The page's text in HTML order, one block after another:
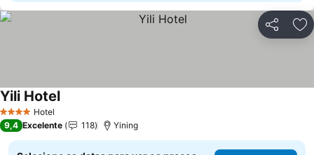
Partilhar
4 EstrelasHotel
Yili HotelVer preços
9,4 Excelente 118 Yining